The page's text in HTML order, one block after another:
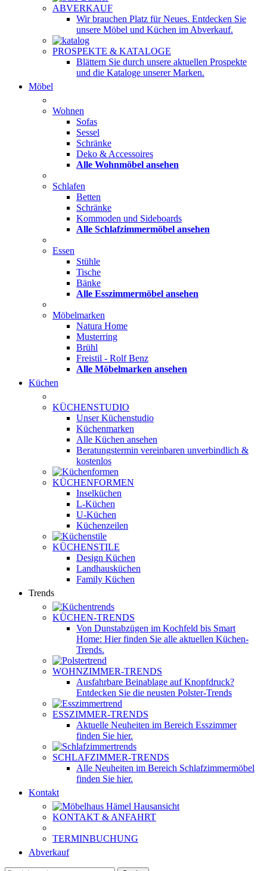
ABVERKAUF
Wir brauchen Platz für Neues. Entdecken Sie
unsere Möbel und Küchen im Abverkauf.
PROSPEKTE & KATALOGE
Blättern Sie durch unsere aktuellen Prospekte
und die Kataloge unserer Marken.
Möbel
Wohnen
Sofas
Sessel
Schränke
Deko & Accessoires
Alle Wohnmöbel ansehen
Schlafen
Betten
Schränke
Kommoden und Sideboards
Alle Schlafzimmermöbel ansehen
Essen
Stühle
Tische
Bänke
Alle Esszimmermöbel ansehen
Möbelmarken
Natura Home
Musterring
Brühl
Freistil - Rolf Benz
Alle Möbelmarken ansehen
Küchen
KÜCHENSTUDIO
Unser Küchenstudio
Küchenmarken
Alle Küchen ansehen
Beratungstermin vereinbaren unverbindlich &
kostenlos
KÜCHENFORMEN
Inselküchen
L-Küchen
U-Küchen
Küchenzeilen
KÜCHENSTILE
Design Küchen
Landhausküchen
Family Küchen
Trends
KÜCHEN-TRENDS
Von Dunstabzügen im Kochfeld bis Smart
Home: Hier finden Sie alle aktuellen Küchen-
Trends.
WOHNZIMMER-TRENDS
Ausfahrbare Beinablage auf Knopfdruck?
Entdecken Sie die neusten Polster-Trends
ESSZIMMER-TRENDS
Aktuelle Neuheiten im Bereich Esszimmer
finden Sie hier.
SCHLAFZIMMER-TRENDS
Alle Neuheiten im Bereich Schlafzimmermöbel
finden Sie hier.
Kontakt
KONTAKT & ANFAHRT
TERMINBUCHUNG
Abverkauf